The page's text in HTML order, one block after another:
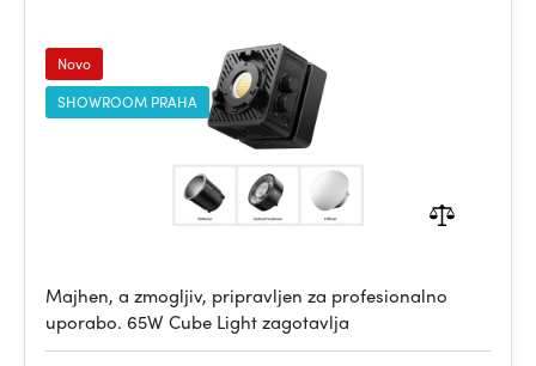
Novo
SHOWROOM PRAHA
Majhen, a zmogljiv, pripravljen za profesionalno
uporabo. 65W Cube Light zagotavlja